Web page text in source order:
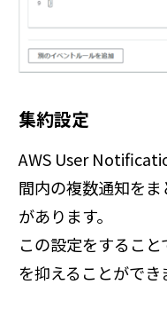
集約設定
AWS User
間内の複数通知を
があります。
この設定をするこ
を抑えることができ